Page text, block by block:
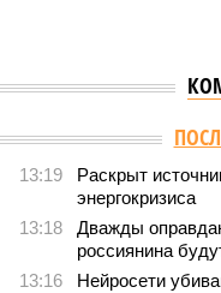
13:19
Раскрыт
энергокризиса
13:18
Дважды
россиянина
13:16
Нейросети